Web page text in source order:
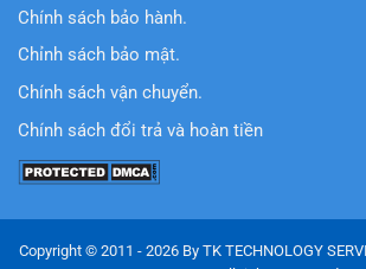
Chính sách bảo hành.
Chỉnh sách bảo mật.
Chính sách vận chuyển.
Chính sách đổi trả và hoàn tiền
Copyright © 2011 - 2026 By TK TECHNOLOGY